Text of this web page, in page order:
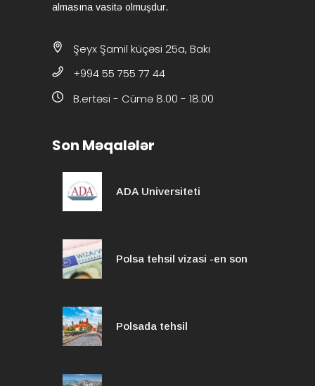
almasına vasitə olmuşdur.
Şeyx Şamil küçəsi 25a, Bakı
+994 55 755 77 44
B.ertəsi - Cümə 8.00 - 18.00
Son Məqalələr
ADA Universiteti
Polsa tehsil vizasi -en son
Polsada tehsil